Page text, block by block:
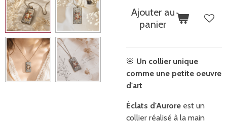
Ajouter au
panier
🌸 Un collier unique
comme une petite oeuvre
d'art
Éclats d'Aurore est un
collier réalisé à la main